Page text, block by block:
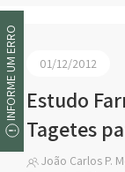
01/12/2012
Estudo
Tagetes
João Carlos P.
INFORME UM ERRO